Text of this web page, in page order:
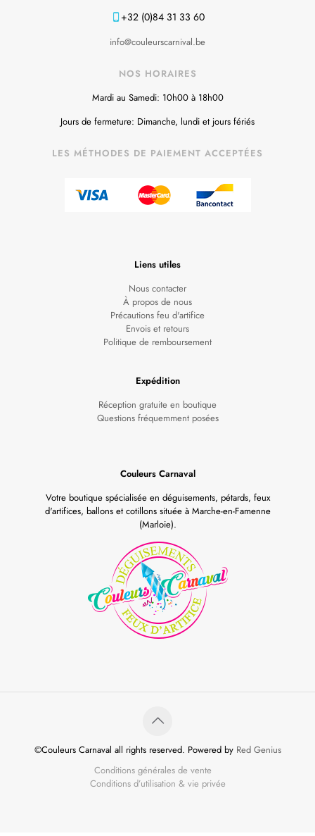
+32 (0)84 31 33 60
info@couleurscarnival.be
NOS HORAIRES
Mardi au Samedi: 10h00 à 18h00
Jours de fermeture: Dimanche, lundi et jours fériés
LES MÉTHODES DE PAIEMENT ACCEPTÉES
Liens utiles
Nous contacter
À propos de nous
Précautions feu d'artifice
Envois et retours
Politique de remboursement
Expédition
Réception gratuite en boutique
Questions fréquemment posées
Couleurs Carnaval
Votre boutique spécialisée en déguisements, pétards, feux
d'artifices, ballons et cotillons située à Marche-en-Famenne
(Marloie).
©Couleurs Carnaval all rights reserved. Powered by Red Genius
Conditions générales de vente
Conditions d’utilisation & vie privée